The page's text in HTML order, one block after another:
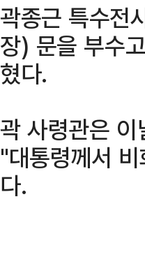
곽종근 특수전
장) 문을 부수
혔다.
곽 사령관은
"대통령께서
다.